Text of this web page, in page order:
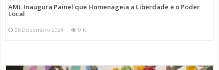
AML Inaugura Painel que Homenageia a Liberdade e o Poder
Local
06 Dezembro 2024 0 K